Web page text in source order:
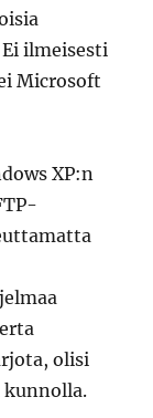
ilmeisesti
Microsoft
XP:n
olisi
kunnolla.